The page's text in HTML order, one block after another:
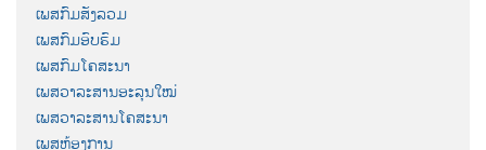
ເພສກົມສັງລວມ
ເພສກົມອົບຮົມ
ເພສກົມໂຄສະນາ
ເພສວາລະສານອະລຸນໃໝ່
ເພສວາລະສານໂຄສະນາ
ເພສຫ້ອງການ